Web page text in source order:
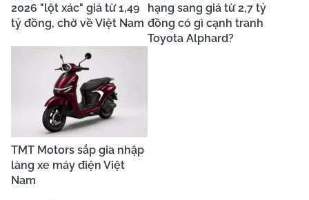
2026 "lột xác" giá từ 1,49
tỷ đồng, chờ về Việt Nam
hạng sang giá từ 2,7 tỷ
đồng có gì cạnh tranh
Toyota Alphard?
TMT Motors sắp gia nhập
làng xe máy điện Việt
Nam